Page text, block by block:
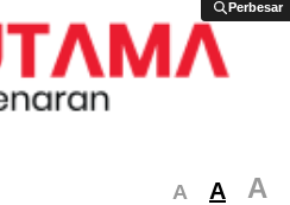
Perbesar
Perbesar
A A A